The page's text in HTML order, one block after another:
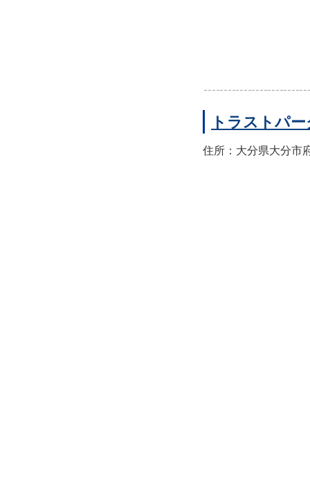
トラストパ
住所：大分県大分市